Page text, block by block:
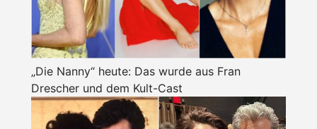
„Die Nanny“ heute: Das wurde aus Fran
Drescher und dem Kult-Cast